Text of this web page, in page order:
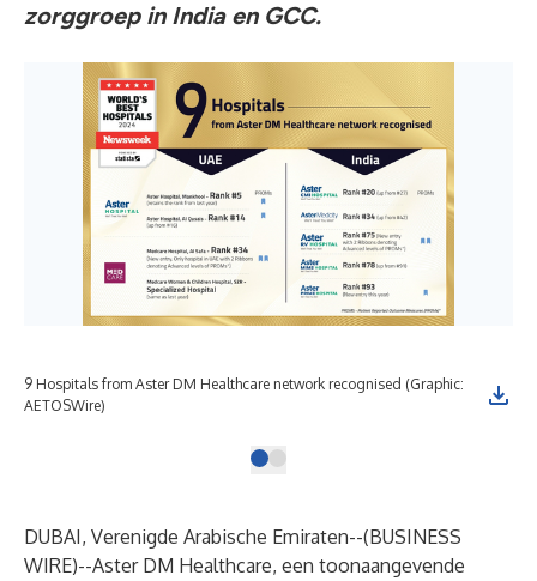
zorggroep in India en GCC.
9 Hospitals from Aster DM Healthcare network recognised (Graphic:
AETOSWire)
DUBAI, Verenigde Arabische Emiraten--(BUSINESS
WIRE)--Aster DM Healthcare, een toonaangevende